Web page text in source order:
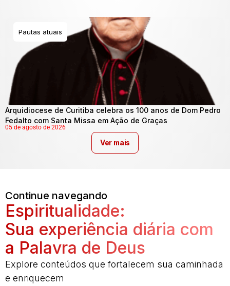
Pautas atuais
Arquidiocese de Curitiba celebra os 100 anos de Dom Pedro
Fedalto com Santa Missa em Ação de Graças
05 de agosto de 2026
Ver mais
Continue navegando
Espiritualidade:
Sua experiência diária com
a Palavra de Deus
Explore conteúdos que fortalecem sua caminhada
e enriquecem